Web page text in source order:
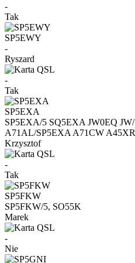
-
Tak
SP5EWY
-
Ryszard
-
Tak
SP5EXA
SP5EXA/5 SQ5EXA JW0EQ
A71AL/SP5EXA A71CW A45XR
Krzysztof
-
Tak
SP5FKW
SP5FKW/5, SO55K
Marek
-
Nie